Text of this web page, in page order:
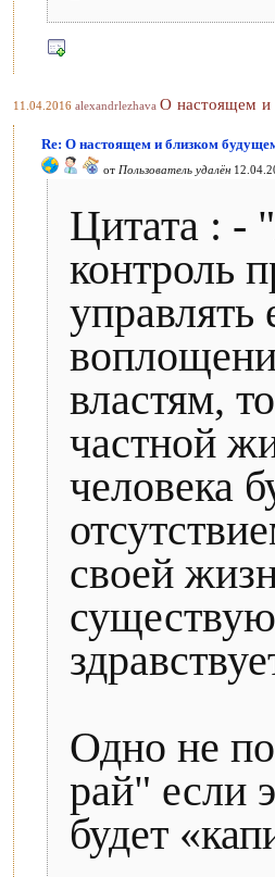
11.04.2016 alexandrlezhava О настоящем и
Re: О настоящем и близком
от Пользователь удалён
Цитата : -
контроль
властям,
частной
человека
своей
Одно не
рай" если
будет